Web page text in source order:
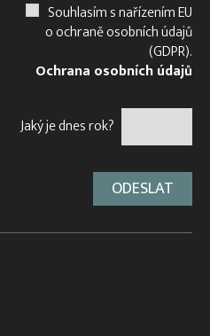
Souhlasím s nařízením EU
o ochraně osobních údajů
(GDPR).
Ochrana osobních údajů
Jaký je dnes rok?